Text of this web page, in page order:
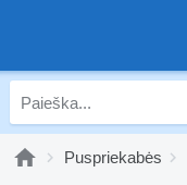
Puspriekabės